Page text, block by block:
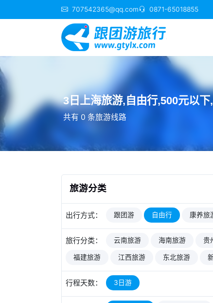
707542365@qq.com 0871-65018855
3日上海旅游,自由行,500元以下
共有 0 条旅游线路
旅游分类
出行方式： 跟团游 自由行 康养旅
旅行分类： 云南旅游 海南旅游 贵
福建旅游 江西旅游 东北旅游
行程天数： 3日游